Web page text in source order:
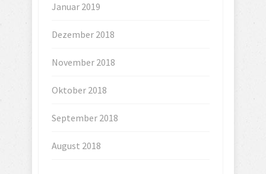
Januar 2019
Dezember 2018
November 2018
Oktober 2018
September 2018
August 2018